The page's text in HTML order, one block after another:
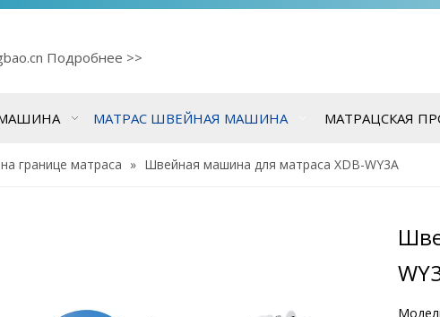
Подробнее >>
МАТРАС ШВЕЙНАЯ МАШИНА МАТРАЦСКАЯ
границе матраса » Швейная машина для матраса XDB-WY3A